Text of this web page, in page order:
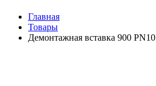
Главная
Товары
Демонтажная вставка 900 PN10